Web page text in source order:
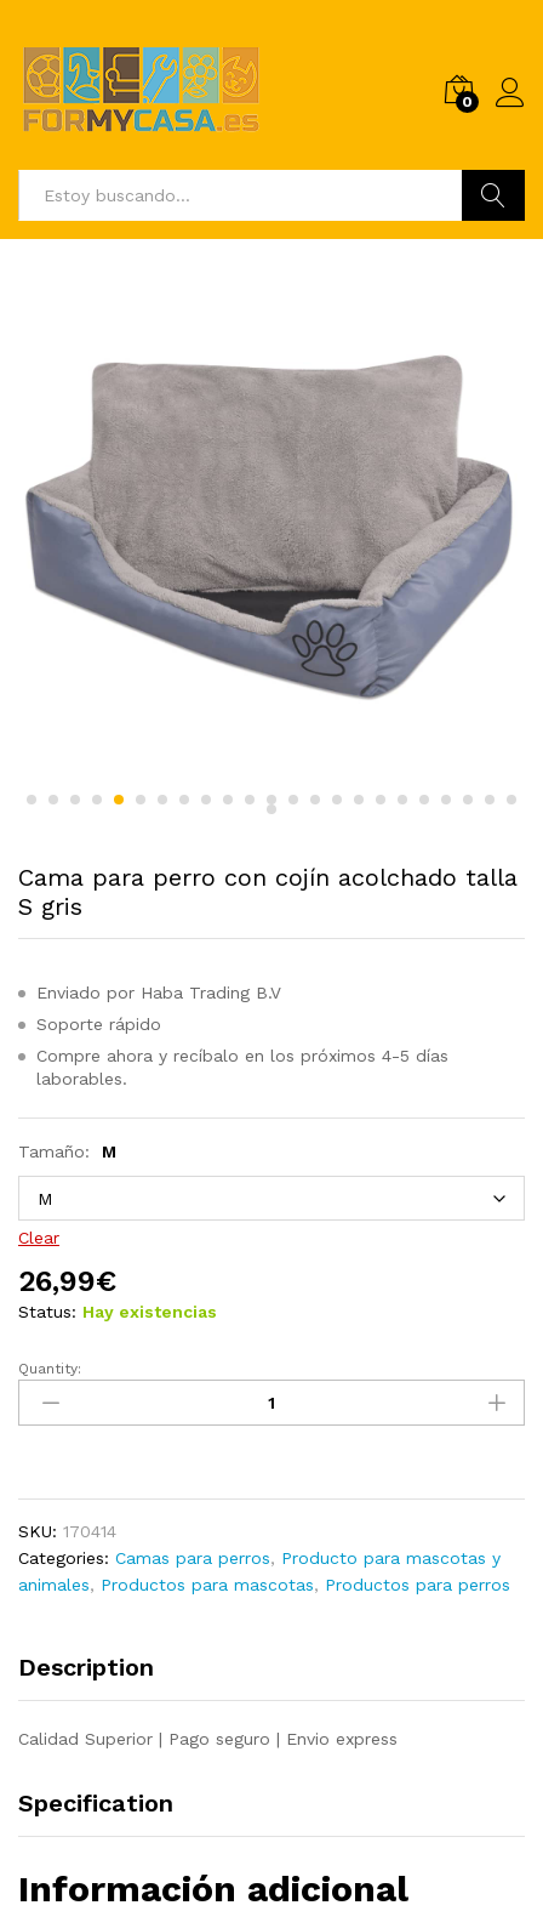
0
Cama para perro con cojín acolchado talla
S gris
Enviado por Haba Trading B.V
Soporte rápido
Compre ahora y recíbalo en los próximos 4-5 días
laborables.
Tamaño: M
Clear
26,99€
Status: Hay existencias
Cama
para
perro
talla
S
gris
Quantity:
SKU: 170414
Categories: Camas para perros, Producto para mascotas y
animales, Productos para mascotas, Productos para perros
Description
Calidad Superior | Pago seguro | Envio express
Specification
Información adicional